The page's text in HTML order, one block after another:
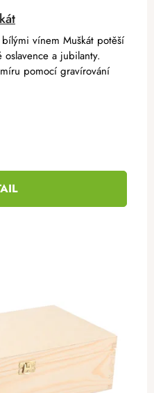
vínem Muškát potěší
a jubilanty.
pomocí gravírování